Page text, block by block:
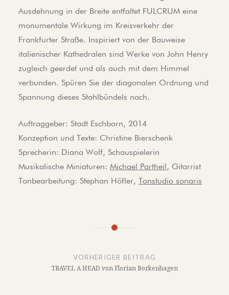
Ausdehnung in der Breite entfaltet FULCRUM eine
monumentale Wirkung im Kreisverkehr der
Frankfurter Straße. Inspiriert von der Bauweise
italienischer Kathedralen sind Werke von John Henry
zugleich geerdet und als auch mit dem Himmel
verbunden. Spüren Sie der diagonalen Ordnung und
Spannung dieses Stahlbündels nach.
Auftraggeber: Stadt Eschborn, 2014
Konzeption und Texte: Christine Bierschenk
Sprecherin: Diana Wolf, Schauspielerin
Musikalische Miniaturen: Michael Partheil , Gitarrist
Tonbearbeitung: Stephan Höfler,
Tonstudio sonaris
VORHERIGER BEITRAG
TRAVEL A HEAD von Florian Borkenhagen